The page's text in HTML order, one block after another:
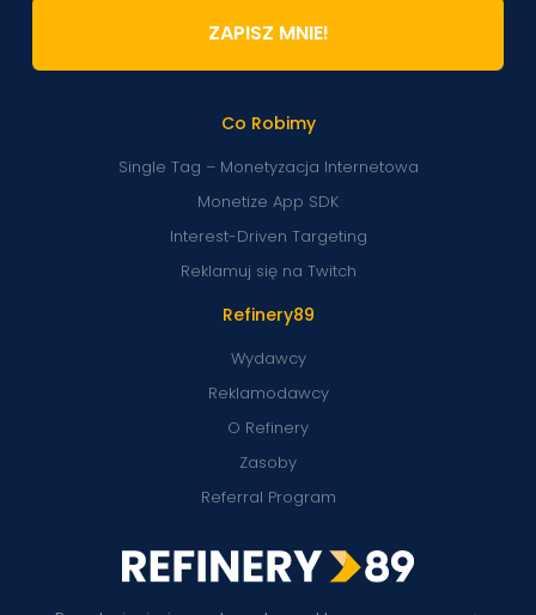
Refinery89
Wydawcy
Reklamodawcy
O Refinery
Zasoby
Referral Program
Co Robimy
Single Tag – Monetyzacja Internetowa
Monetize App SDK
Interest-Driven Targeting
Reklamuj się na Twitch
ZAPISZ MNIE!